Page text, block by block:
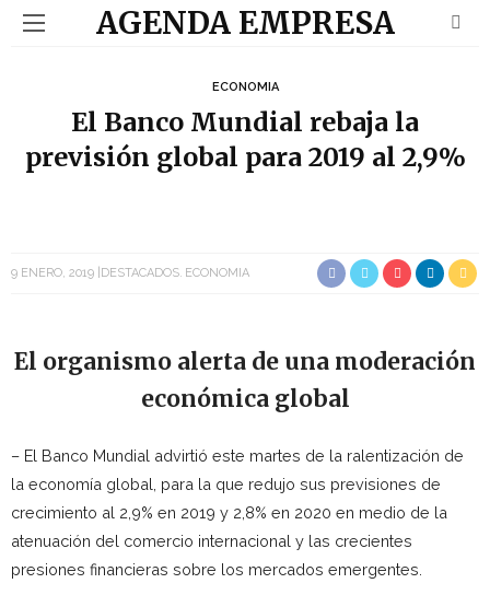
AGENDA EMPRESA
ECONOMIA
El Banco Mundial rebaja la
previsión global para 2019 al 2,9%
9 ENERO, 2019 DESTACADOS ECONOMIA
El organismo alerta de una moderación
económica global
– El Banco Mundial advirtió este martes de la ralentización de
la economía global, para la que redujo sus previsiones de
crecimiento al 2,9% en 2019 y 2,8% en 2020 en medio de la
atenuación del comercio internacional y las crecientes
presiones financieras sobre los mercados emergentes.